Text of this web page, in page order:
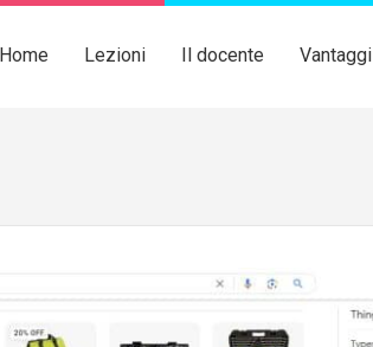
Home Lezioni Il docente Vantaggi